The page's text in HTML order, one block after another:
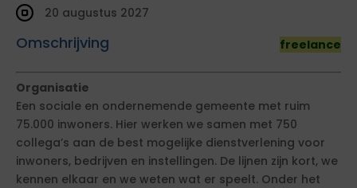
Omschrijving freelance
20 augustus 2027
Organisatie
Een sociale en ondernemende gemeente met ruim
75.000 inwoners. Hier werken we samen met 750
collega’s aan de best mogelijke dienstverlening voor
inwoners, bedrijven en instellingen. De lijnen zijn kort, we
kennen elkaar en we weten wat er speelt. Onder het